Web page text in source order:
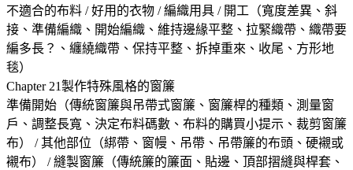
不適合的布料 / 好用的衣物 / 編織用具 / 開工（寬度差異、斜
接、準備編織、開始編織、維持邊緣平整、拉緊織帶、織帶要
編多長？、纏繞織帶、保持平整、拆掉重來、收尾、方形地
毯）
Chapter 21製作特殊風格的窗簾
準備開始（傳統窗簾與吊帶式窗簾、窗簾桿的種類、測量窗
戶、調整長寬、決定布料碼數、布料的購買小提示、裁剪窗簾
布） / 其他部位（綁帶、窗幔、吊帶、吊帶簾的布頭、硬襯或
襯布） / 縫製窗簾（傳統簾的簾面、貼邊、頂部摺縫與桿套、